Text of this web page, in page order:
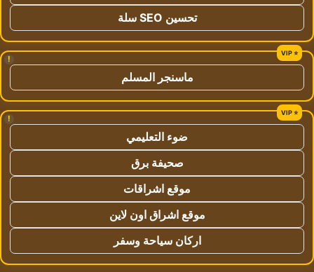
تحسين SEO سلة
!
ماسنجر المسلم
!
ضوء التعليمي
صحيفة برق
موقع اشراقات
موقع اشراق اون لاين
اركان سياحة وسفر